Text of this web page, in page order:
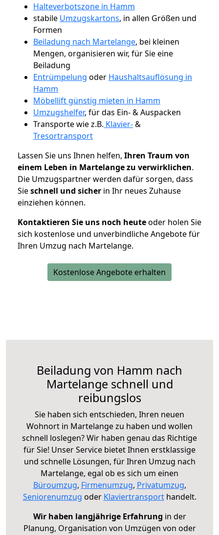
Halteverbotszone in Hamm
stabile Umzugskartons, in allen Größen und
Formen
Beiladung nach Martelange, bei kleinen
Mengen, organisieren wir, für Sie eine
Beiladung
Entrümpelung oder Haushaltsauflösung in
Hamm
Möbellift günstig mieten in Hamm
Umzugshelfer, für das Ein- & Auspacken
Transporte wie z.B. Klavier-&
Tresortransport
Lassen Sie uns Ihnen helfen, Ihren Traum von
einem Leben in Martelange zu verwirklichen.
Die Umzugspartner werden dafür sorgen, dass
Sieschnell und sicher in Ihr neues Zuhause
einziehen können.
Kontaktieren Sie uns noch heuteoder holen Sie
sich kostenlose und unverbindliche Angebote für
Ihren Umzug nach Martelange.
Kostenlose Angebote erhalten
Beiladung von Hamm nach
Martelange schnell und
reibungslos
Sie haben sich entschieden, Ihren neuen
Wohnort in Martelange zu haben und wollen
schnell loslegen? Wir haben genau das Richtige
für Sie! Unser Service bietet Ihnen erstklassige
und schnelle Lösungen, für Ihren Umzug nach
Martelange, egal ob es sich um einen
Büroumzug, Firmenumzug, Privatumzug,
Seniorenumzug oder Klaviertransporthandelt.
Wir haben langjährige Erfahrung in der
Planung, Organisation von Umzügen von oder